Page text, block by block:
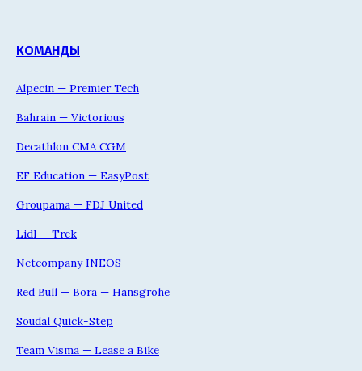
КОМАНДЫ
Alpecin — Premier Tech
Bahrain — Victorious
Decathlon CMA CGM
EF Education — EasyPost
Groupama — FDJ United
Lidl — Trek
Netcompany INEOS
Red Bull — Bora — Hansgrohe
Soudal Quick-Step
Team Visma — Lease a Bike